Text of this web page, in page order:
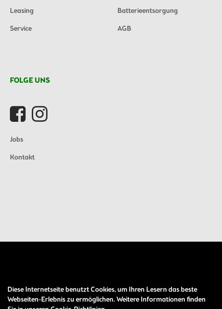
Leasing
Service
Batterieentsorgung
AGB
FOLGE UNS
Jobs
Kontakt
Diese Internetseite benutzt Cookies, um Ihren Lesern das beste
Webseiten-Erlebnis zu ermöglichen. Weitere Informationen finden
Auftrag widerrufen